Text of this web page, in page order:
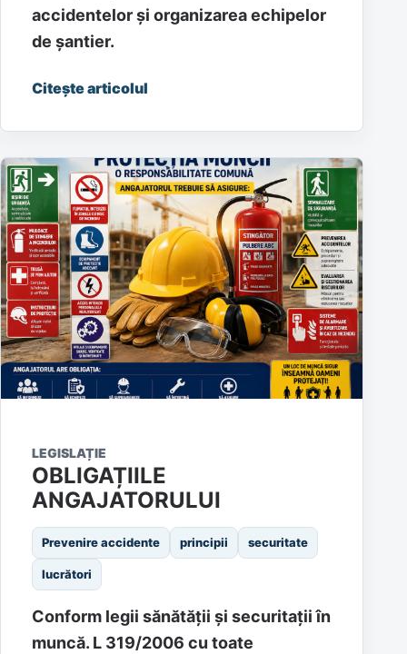
accidentelor și organizarea echipelor
de șantier.
Citește articolul
LEGISLAȚIE
OBLIGAȚIILE
ANGAJATORULUI
Prevenire accidente principii securitate
lucrători
Conform legii sănătății și securitații în
muncă. L 319/2006 cu toate